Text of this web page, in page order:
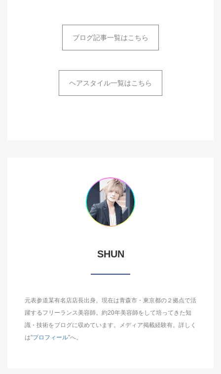
ブログ記事一覧はこちら
ヘアスタイル一覧はこちら
SHUN
元表参道某有名店店長出身。現在は青森市・東京都の２拠点で活
躍するフリーランス美容師。約20年美容師をして培ってきた知
識・技術をブログに収めています。メディア掲載経験有。詳しく
は"プロフィール"へ。